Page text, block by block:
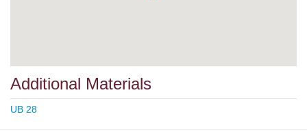
Additional Materials
UB 28